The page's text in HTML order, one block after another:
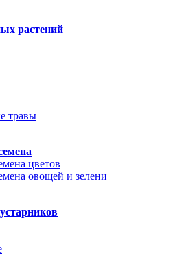
растений
травы
цветов
овощей и зелени